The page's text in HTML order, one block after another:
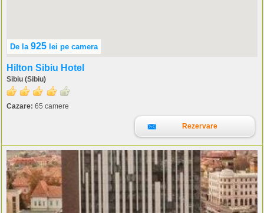
De la 925 lei pe camera
Hilton Sibiu Hotel
Sibiu (Sibiu)
Cazare: 65 camere
Rezervare